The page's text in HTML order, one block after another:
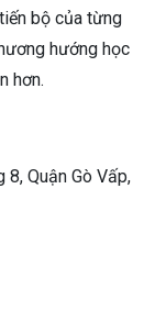
bộ của từng
hướng học
hơn.
Quận Gò Vấp,